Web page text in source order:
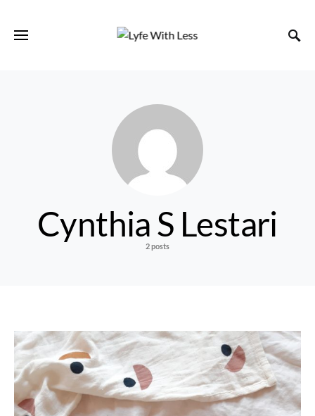
Cynthia S Lestari
2 posts